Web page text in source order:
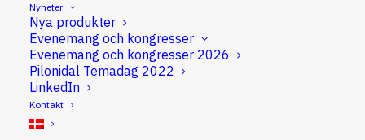
Nyheter
Nya produkter
Evenemang och kongresser
Evenemang och kongresser 2026
Pilonidal Temadag 2022
LinkedIn
Kontakt